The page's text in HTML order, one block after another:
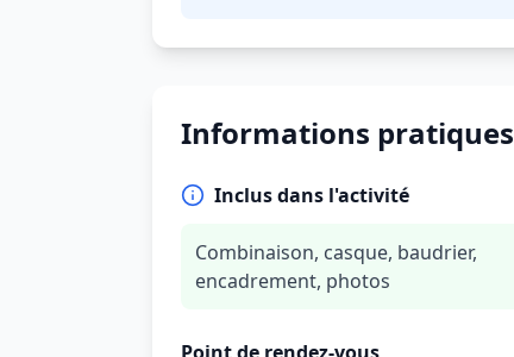
Informations pratiques
Inclus dans l'activité
Combinaison, casque, baudrier,
encadrement, photos